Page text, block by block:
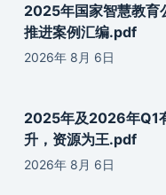
2025年国家智慧教育
推进案例汇编.pdf
2026年 8月 6日
2025年及2026年Q1
升，资源为王.pdf
2026年 8月 6日